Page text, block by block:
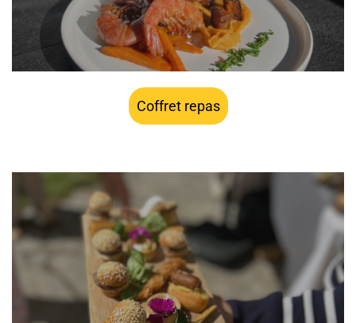
Coffret repas
à partir de 22€ HT par personne, installation et petit
matériel jetable inclus